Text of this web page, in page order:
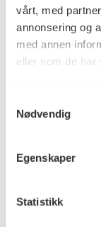
vårt, med
annonsering og
med annen
eller som de har
Nødvendig
Egenskaper
Statistikk
Teknikk og
materiale